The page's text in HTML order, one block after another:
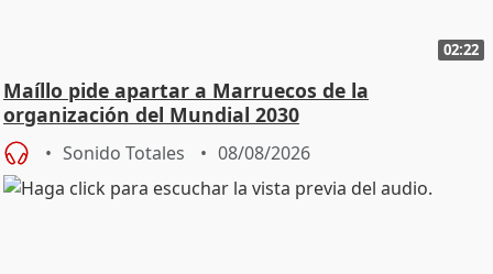
02:22
Maíllo pide apartar a Marruecos de la
organización del Mundial 2030
Sonido Totales 08/08/2026